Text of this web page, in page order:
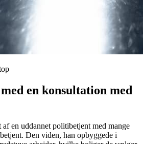
en konsultation med
en uddannet politibetjent med mange
Den viden, han opbyggede i